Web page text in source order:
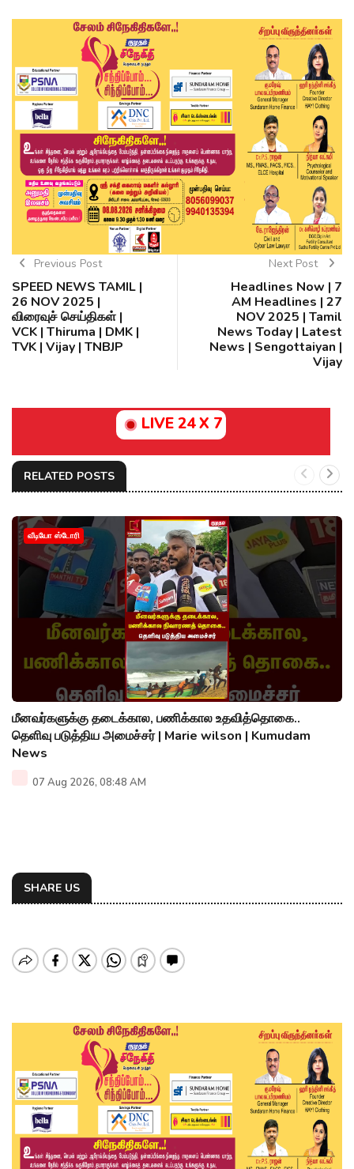
Previous Post
SPEED NEWS TAMIL |
26 NOV 2025 |
விரைவுச் செய்திகள் |
VCK | Thiruma | DMK |
TVK | Vijay | TNBJP
Next Post
Headlines Now | 7
AM Headlines | 27
NOV 2025 | Tamil
News Today | Latest
News | Sengottaiyan |
Vijay
LIVE 24 X 7
RELATED POSTS
வீடியோ ஸ்டோரி
மீனவர்களுக்கு தடைக்கால, பணிக்கால உதவித்தொகை..
தெளிவு படுத்திய அமைச்சர் | Marie wilson | Kumudam
News
07 Aug 2026, 08:48 AM
SHARE US